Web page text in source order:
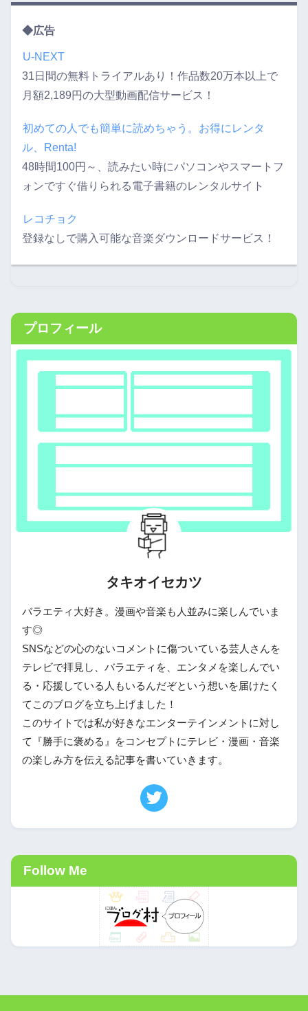
◆広告
U-NEXT
31日間の無料トライアルあり！作品数20万本以上で
月額2,189円の大型動画配信サービス！
初めての人でも簡単に読めちゃう。お得にレンタ
ル、Renta!
48時間100円～、読みたい時にパソコンやスマートフ
ォンですぐ借りられる電子書籍のレンタルサイト
レコチョク
登録なしで購入可能な音楽ダウンロードサービス！
プロフィール
タキオイセカツ
バラエティ大好き。漫画や音楽も人並みに楽しんでいま
す◎
SNSなどの心のないコメントに傷ついている芸人さんを
テレビで拝見し、バラエティを、エンタメを楽しんでい
る・応援している人もいるんだぞという想いを届けたく
てこのブログを立ち上げました！
このサイトでは私が好きなエンターテインメントに対し
て『勝手に褒める』をコンセプトにテレビ・漫画・音楽
の楽しみ方を伝える記事を書いていきます。
Follow Me